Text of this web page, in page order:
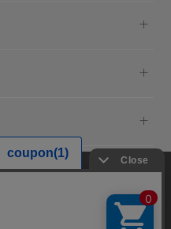
テンツの最適な提供、トラフィ
ています。サイトの閲覧を継続